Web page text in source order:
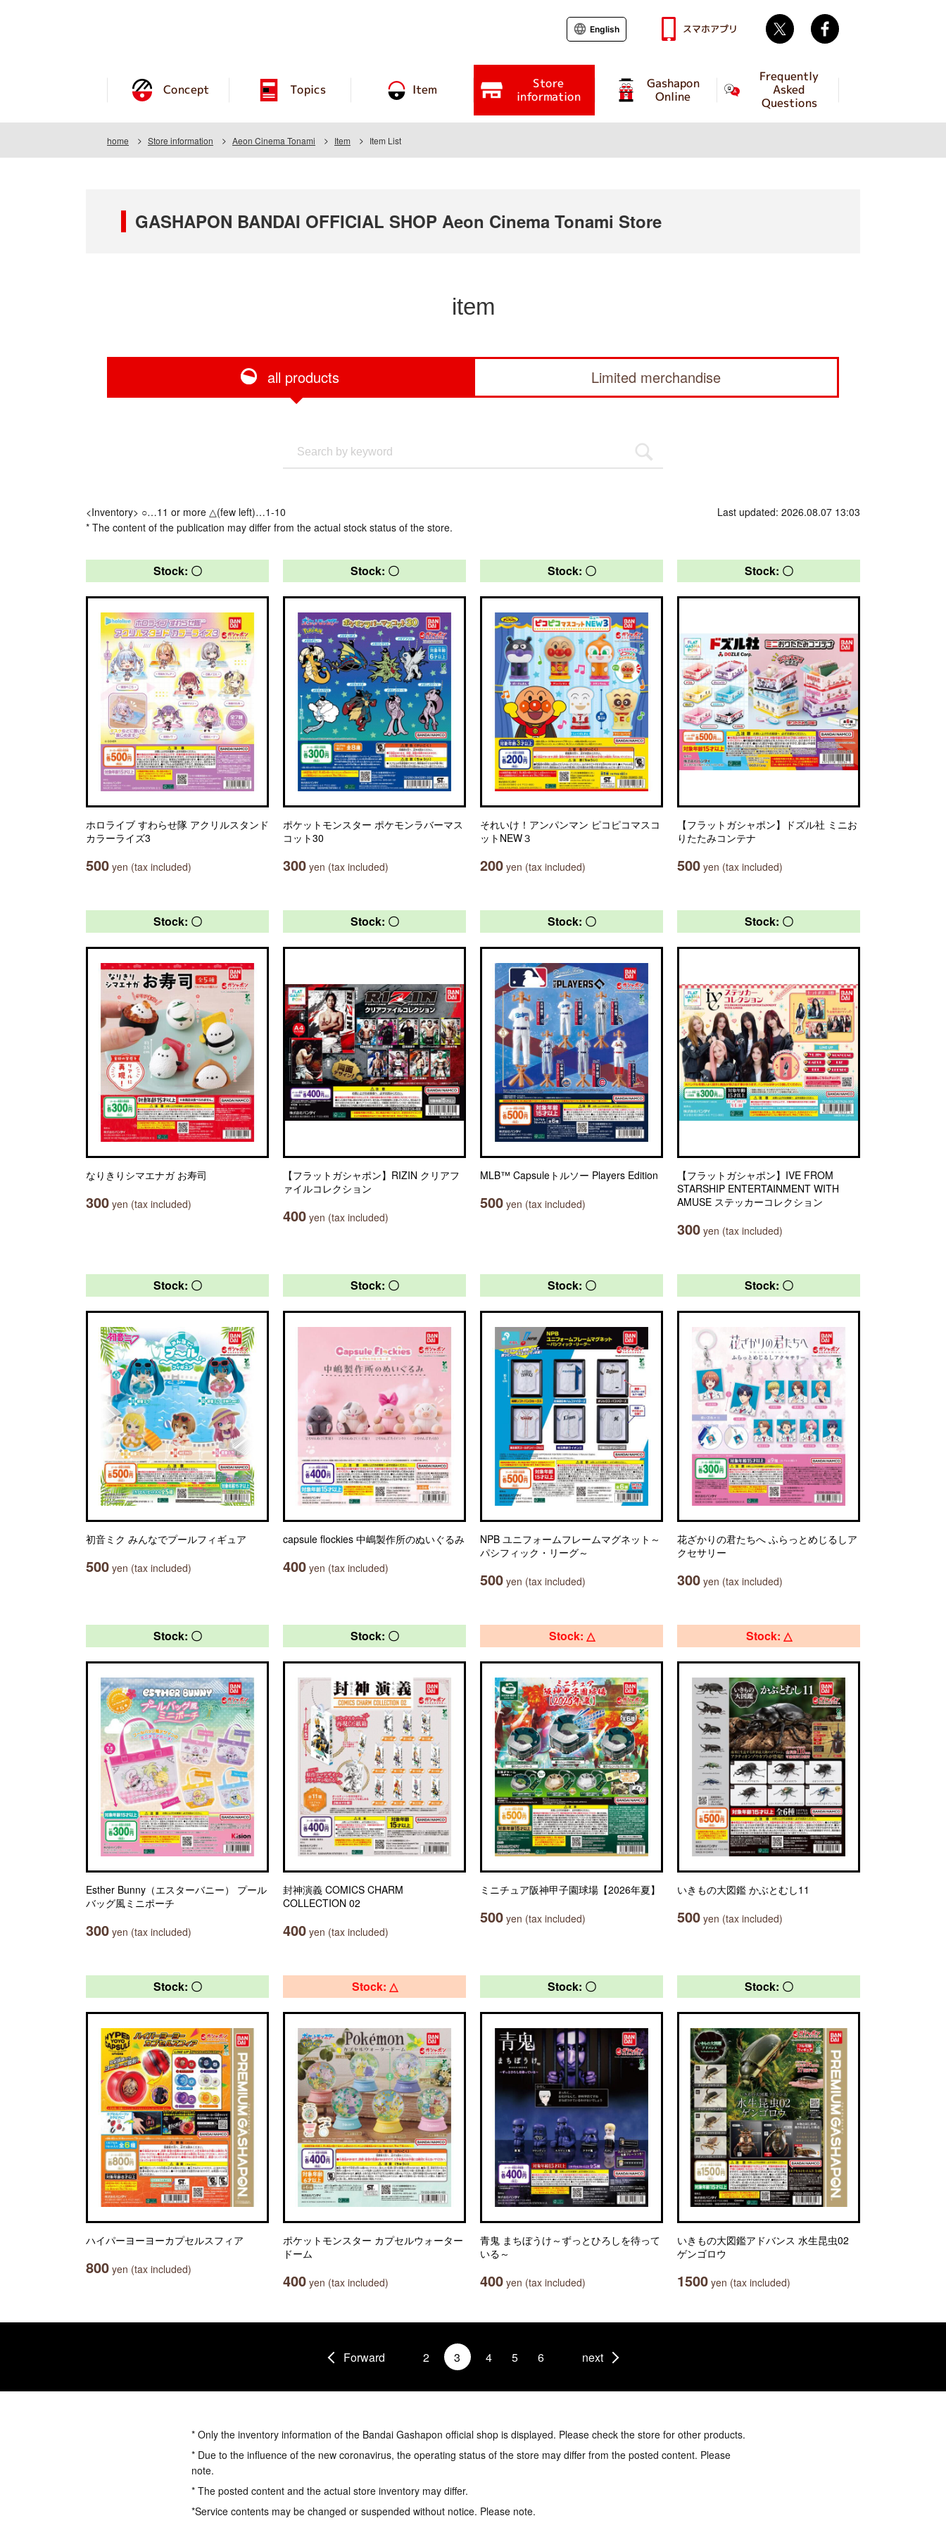
Concept Topics Item Store
information
Gashapon
Online
Frequently
Asked
Questions
English スマホアプリ Twitter
home Store information Aeon Cinema Tonami Item Item List
GASHAPON BANDAI OFFICIAL SHOP Aeon Cinema Tonami Store
item
all products Limited merchandise
<Inventory> ○…11 or more △(few left)…1-10
* The content of the publication may differ from the actual stock status of the store.
Last updated: 2026.08.07 13:03
Stock: 〇
ホロライブ すわらせ隊 アクリルスタンド
カラーライズ3
500 yen (tax included)
Stock: 〇
ポケットモンスター ポケモンラバーマス
コット30
300 yen (tax included)
Stock: 〇
それいけ！アンパンマン ピコピコマスコ
ットNEW３
200 yen (tax included)
Stock: 〇
【フラットガシャポン】ドズル社 ミニお
りたたみコンテナ
500 yen (tax included)
Stock: 〇
なりきりシマエナガ お寿司
300 yen (tax included)
Stock: 〇
【フラットガシャポン】RIZIN クリアフ
ァイルコレクション
400 yen (tax included)
Stock: 〇
MLB™ Capsuleトルソー Players Edition
500 yen (tax included)
Stock: 〇
【フラットガシャポン】IVE FROM
STARSHIP ENTERTAINMENT WITH
AMUSE ステッカーコレクション
300 yen (tax included)
Stock: 〇
初音ミク みんなでプールフィギュア
500 yen (tax included)
Stock: 〇
capsule flockies 中嶋製作所のぬいぐるみ
400 yen (tax included)
Stock: 〇
NPB ユニフォームフレームマグネット～
パシフィック・リーグ～
500 yen (tax included)
Stock: 〇
花ざかりの君たちへ ふらっとめじるしア
クセサリー
300 yen (tax included)
Stock: 〇
Esther Bunny（エスターバニー） プール
バッグ風ミニポーチ
300 yen (tax included)
Stock: 〇
封神演義 COMICS CHARM
COLLECTION 02
400 yen (tax included)
Stock: △
ミニチュア阪神甲子園球場【2026年夏】
500 yen (tax included)
Stock: △
いきもの大図鑑 かぶとむし11
500 yen (tax included)
Stock: 〇
ハイパーヨーヨーカプセルスフィア
800 yen (tax included)
Stock: △
ポケットモンスター カプセルウォーター
ドーム
400 yen (tax included)
Stock: 〇
青鬼 まちぼうけ～ずっとひろしを待って
いる～
400 yen (tax included)
Stock: 〇
いきもの大図鑑アドバンス 水生昆虫02
ゲンゴロウ
1500 yen (tax included)
Forward 2 3 4 5 6 next
* Only the inventory information of the Bandai Gashapon official shop is displayed. Please check the store for other products.
* Due to the influence of the new coronavirus, the operating status of the store may differ from the posted content. Please
note.
* The posted content and the actual store inventory may differ.
*Service contents may be changed or suspended without notice. Please note.